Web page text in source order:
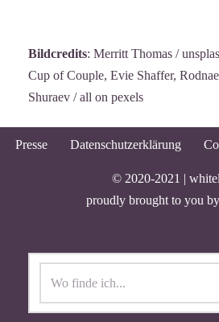
Bildcredits: Merritt Thomas /
Cup of Couple, Evie Shaffer,
Shuraev / all on pexels
Presse Datenschutzerklärung
© 2020-2021 |
proudly brought to you by